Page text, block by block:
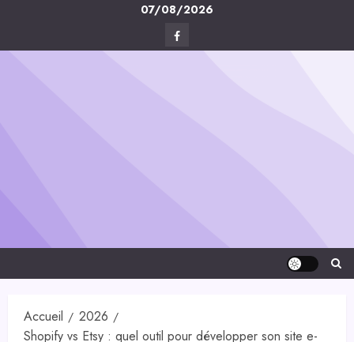
content
07/08/2026
Facebook
Accueil
2026
Shopify vs Etsy : quel outil pour développer son site e-